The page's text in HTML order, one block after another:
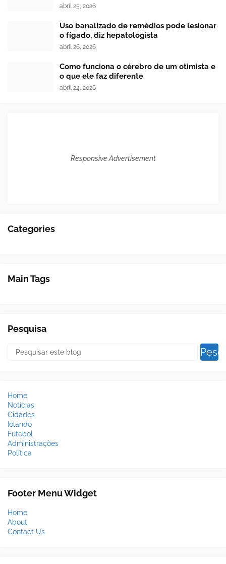
abril 25, 2026
Uso banalizado de remédios pode lesionar
o fígado, diz hepatologista
abril 26, 2026
Como funciona o cérebro de um otimista e
o que ele faz diferente
abril 24, 2026
Responsive Advertisement
Categories
Main Tags
Pesquisa
Home
Notícias
Cidades
Iolando
Futebol
Administrações
Política
Footer Menu Widget
Home
About
Contact Us